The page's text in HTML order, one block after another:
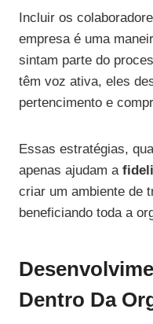
Incluir os
empresa é uma
sintam parte do
têm voz ativa, eles
pertencimento e
Essas estratégias,
apenas ajudam a
criar um ambiente de
beneficiando toda a
Dentro Da